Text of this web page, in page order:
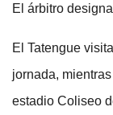
El árbitro
El Tatengue
jornada,
estadio Coliseo